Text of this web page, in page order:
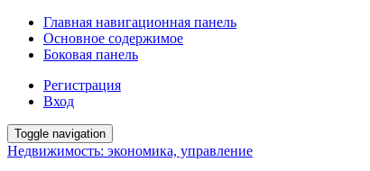
Главная навигационная панель
Основное содержимое
Боковая панель
Регистрация
Вход
Toggle navigation
Недвижимость: экономика, управление